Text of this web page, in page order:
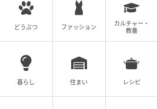
出典：sei (@sei_seaside_86）さん
どうぶつ ファッション
カルチャー・
教養
暮らし 住まい レシピ